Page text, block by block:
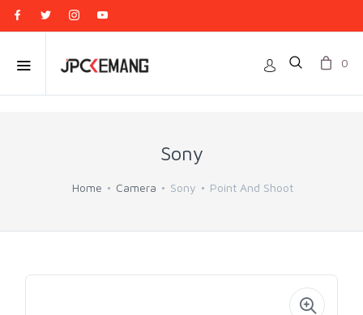
0
Sony
Home Camera Sony Point And Shoot